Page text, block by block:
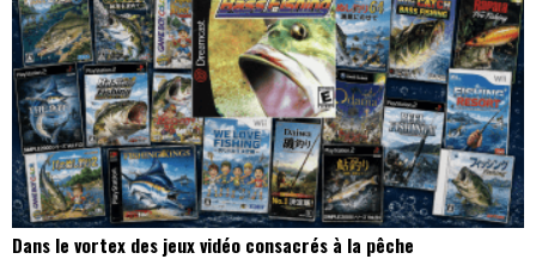
Dans le vortex des jeux vidéo consacrés à la pêche